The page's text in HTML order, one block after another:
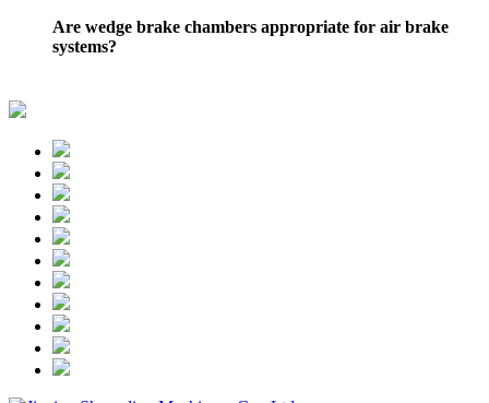
Are wedge brake chambers appropriate for air brake
systems?